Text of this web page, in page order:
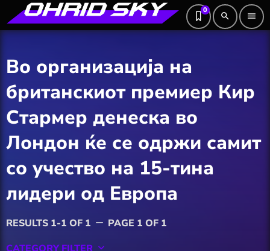
0
search menu
Во организација на
британскиот премиер Кир
Стармер денеска во
Лондон ќе се одржи самит
со учество на 15-тина
лидери од Европа
RESULTS 1-1 OF 1 remove PAGE 1 OF 1
keyboard_arrow_down